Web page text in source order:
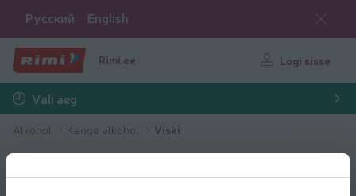
Русский English
Rimi.ee Logi sisse
Vali aeg
Alkohol Kange alkohol Viski